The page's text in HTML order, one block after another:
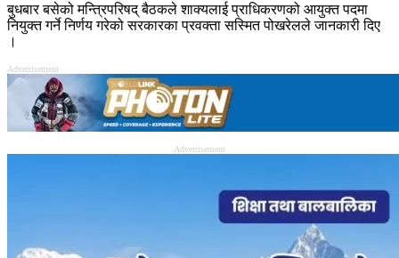
बुधबार बसेको मन्त्रिपरिषद् बैठकले शाक्यलाई प्राधिकरणको आयुक्त पदमा
नियुक्त गर्ने निर्णय गरेको सरकारका प्रवक्ता सस्मित पोखरेलले जानकारी दिए
।
Advertisement
Advertisement